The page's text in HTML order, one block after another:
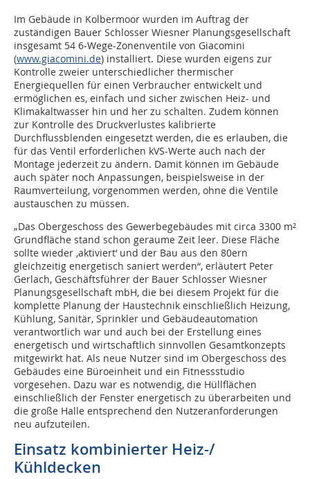
Im Gebäude in Kolbermoor wurden im Auftrag der
zuständigen Bauer Schlosser Wiesner Planungsgesellschaft
insgesamt 54 6-Wege-Zonenventile von Giacomini
(www.giacomini.de) installiert. Diese wurden eigens zur
Kontrolle zweier unterschiedlicher thermischer
Energiequellen für einen Verbraucher entwickelt und
ermöglichen es, einfach und sicher zwischen Heiz- und
Klimakaltwasser hin und her zu schalten. Zudem können
zur Kontrolle des Druckverlustes kalibrierte
Durchflussblenden eingesetzt werden, die es erlauben, die
für das Ventil erforderlichen kVS-Werte auch nach der
Montage jederzeit zu ändern. Damit können im Gebäude
auch später noch Anpassungen, beispielsweise in der
Raumverteilung, vorgenommen werden, ohne die Ventile
austauschen zu müssen.
„Das Obergeschoss des Gewerbegebäudes mit circa 3300 m²
Grundfläche stand schon geraume Zeit leer. Diese Fläche
sollte wieder ‚aktiviert‘ und der Bau aus den 80ern
gleichzeitig energetisch saniert werden“, erläutert Peter
Gerlach, Geschäftsführer der Bauer Schlosser Wiesner
Planungsgesellschaft mbH, die bei diesem Projekt für die
komplette Planung der Haustechnik einschließlich Heizung,
Kühlung, Sanitär, Sprinkler und Gebäudeautomation
verantwortlich war und auch bei der Erstellung eines
energetisch und wirtschaftlich sinnvollen Gesamtkonzepts
mitgewirkt hat. Als neue Nutzer sind im Obergeschoss des
Gebäudes eine Büroeinheit und ein Fitnessstudio
vorgesehen. Dazu war es notwendig, die Hüllflächen
einschließlich der Fenster energetisch zu überarbeiten und
die große Halle entsprechend den Nutzeranforderungen
neu aufzuteilen.
Einsatz kombinierter Heiz-/
Kühldecken